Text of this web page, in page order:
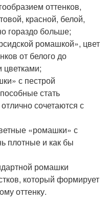
оттенков,
красной, белой,
гораздо больше;
ромашкой», цвет
от белого до
цветками;
с пестрой
стать
сочетаются с
«ромашки» с
плотные и как бы
ромашки
который формирует
оттенку.